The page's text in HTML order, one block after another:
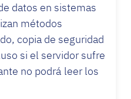
datos en sistemas
métodos
copia de seguridad
si el servidor sufre
no podrá leer los